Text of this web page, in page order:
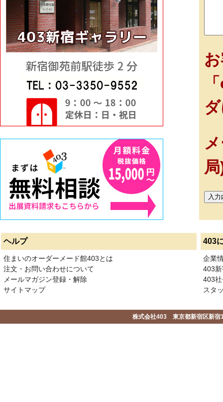
ヘルプ 403
住まいのオーダーメード館403とは
注文・お問い合わせについて
メールマガジン登録・解除
サイトマップ
企業
403
403
スタ
株式会社403 東京都新宿区新